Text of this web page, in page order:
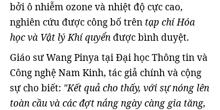
bởi ô nhiễm ozone và nhiệt độ cực cao,
nghiên cứu được công bố trên tạp chí Hóa
học và Vật lý Khí quyển được bình duyệt.
Giáo sư Wang Pinya tại Đại học Thông tin và
Công nghệ Nam Kinh, tác giả chính và cộng
sự cho biết: "Kết quả cho thấy, với sự nóng lên
toàn cầu và các đợt nắng ngày càng gia tăng,